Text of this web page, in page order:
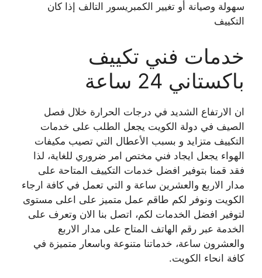
سهولة وصيانة أو تغيير الكمبريسور التالف إذا كان
التكييف
خدمات فني تكييف
باكستاني 24 ساعة
ان الارتفاع الشديد في درجات الحرارة خلال فصل
الصيف في دولة الكويت يجعل الطلب على خدمات
التكييف متزايد و بسبب الأعطال التي تصيب مكيفات
الهواء يجعل ايجاد فني مختص امر ضروري للغاية، لذا
فقد قمنا بتوفير افضل خدمات التكييف المتاحة على
مدار الاربع والعشرين ساعة و التي تعمل في كافة ارجاء
الكويت ونوفر لكم طاقم عمل متميز على اعلى مستوى
لتوفير افضل الخدمات لكم، اتصل بنا الان وتعرف على
الخدمة عبر رقم الهاتف المتاح على مدار الاربع
والعشرون ساعة، خدماتنا متنوعة وباسعار متميزة في
كافة انحاء الكويت.